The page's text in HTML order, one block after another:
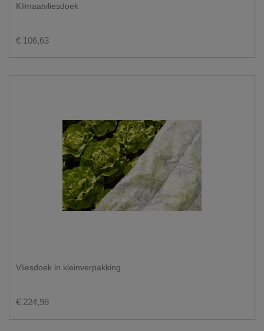
Klimaatvliesdoek
€ 106,63
Vliesdoek in kleinverpakking
€ 224,98